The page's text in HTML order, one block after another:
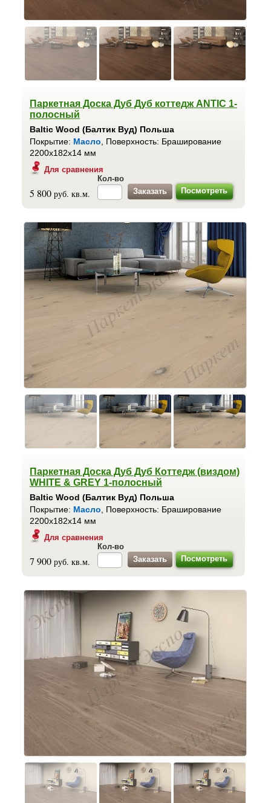
Паркетная Доска Дуб Дуб коттедж ANTIC 1-
полосный
Baltic Wood (Балтик Вуд) Польша
Покрытие: Масло , Поверхность: Браширование
2200x182x14 мм
Для сравнения
5 800 руб. кв.м.
Кол-во
Посмотреть
Паркетная Доска Дуб Дуб Коттедж (виздом)
WHITE & GREY 1-полосный
Baltic Wood (Балтик Вуд) Польша
Покрытие: Масло , Поверхность: Браширование
2200x182x14 мм
Для сравнения
7 900 руб. кв.м.
Кол-во
Посмотреть